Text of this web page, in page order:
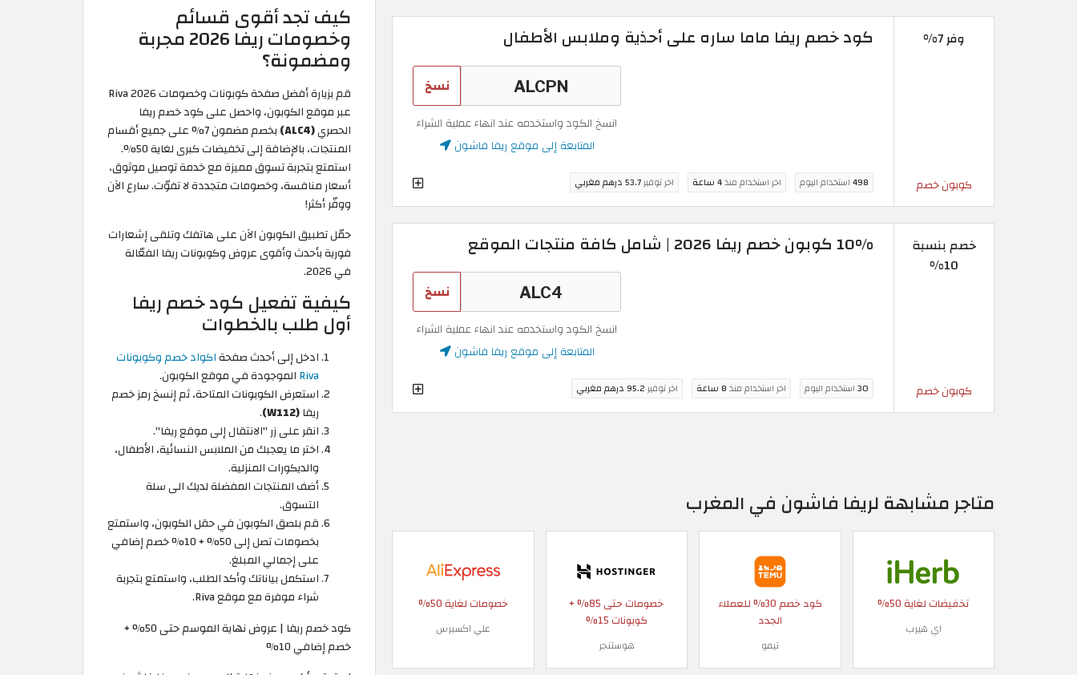
وفر 7%
كوبون خصم
كود خصم ريفا ماما ساره على أحذية وملابس الأطفال
نسخ
انسخ الكود واستخدمه عند انهاء عملية الشراء
المتابعة إلى موقع ريفا فاشون
498استخدام اليوم اخر استخدام منذ4 ساعة اخر توفير53.7 درهم مغربي
خصم بنسبة
10%
كوبون خصم
10% كوبون خصم ريفا 2026 | شامل كافة منتجات الموقع
نسخ
انسخ الكود واستخدمه عند انهاء عملية الشراء
المتابعة إلى موقع ريفا فاشون
30استخدام اليوم اخر استخدام منذ8 ساعة اخر توفير95.2 درهم مغربي
متاجر مشابهة لريفا فاشون في المغرب
تخفيضات لغاية 50%
اي هيرب
كود خصم 30% للعملاء
الجدد
تيمو
خصومات حتى 85% +
كوبونات 15%
هوستنجر
خصومات لغاية 50%
علي اكسبرس
كيف تجد أقوى قسائم
وخصومات ريفا 2026 مجربة
ومضمونة؟
قم بزيارة أفضل صفحة كوبونات وخصومات Riva 2026
عبر موقع الكوبون، واحصل على كود خصم ريفا
الحصري(ALC4)
بخصم مضمون 7% على جميع أقسام
المنتجات، بالإضافة إلى تخفيضات كبرى لغاية 50%.
استمتع بتجربة تسوق مميزة مع خدمة توصيل موثوق،
أسعار منافسة، وخصومات متجددة لا تفوّت. سارع الآن
ووفّر أكثر!
حمّل تطبيق الكوبون الآن على هاتفك وتلقى إشعارات
فورية بأحدث وأقوى عروض وكوبونات ريفا الفعّالة
في 2026.
كيفية تفعيل كود خصم ريفا
أول طلب بالخطوات
ادخل إلى أحدث صفحةاكواد خصم وكوبونات
Riva الموجودة في موقع الكوبون.
استعرض الكوبونات المتاحة، ثم إنسخ رمز خصم
ريفا(W112)
.
انقر على زر "الانتقال إلى موقع ريفا".
اختر ما يعجبك من الملابس النسائية، الأطفال،
والديكورات المنزلية.
أضف المنتجات المفضلة لديك الى سلة
التسوق.
قم بلصق الكوبون في حقل الكوبون، واستمتع
بخصومات تصل إلى 50% + 10% خصم إضافي
على إجمالي المبلغ.
استكمل بياناتك وأكد الطلب، واستمتع بتجربة
شراء موفرة مع موقع Riva.
كود خصم ريفا | عروض نهاية الموسم حتى 50% +
خصم إضافي 10%